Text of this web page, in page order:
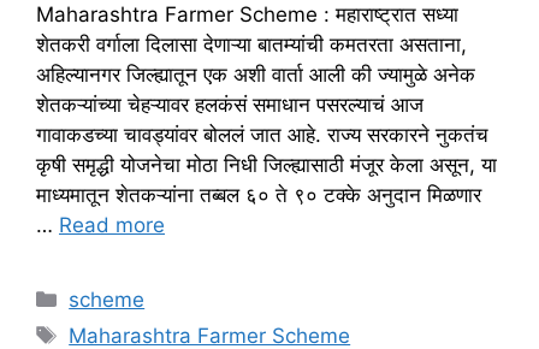
Maharashtra Farmer Scheme : महाराष्ट्रात सध्या
शेतकरी वर्गाला दिलासा देणाऱ्या बातम्यांची कमतरता असताना,
अहिल्यानगर जिल्ह्यातून एक अशी वार्ता आली की ज्यामुळे अनेक
शेतकऱ्यांच्या चेहऱ्यावर हलकंसं समाधान पसरल्याचं आज
गावाकडच्या चावड्यांवर बोललं जात आहे. राज्य सरकारने नुकतंच
कृषी समृद्धी योजनेचा मोठा निधी जिल्ह्यासाठी मंजूर केला असून, या
माध्यमातून शेतकऱ्यांना तब्बल ६० ते ९० टक्के अनुदान मिळणार
… Read more
Categories
scheme
Tags
Maharashtra Farmer Scheme